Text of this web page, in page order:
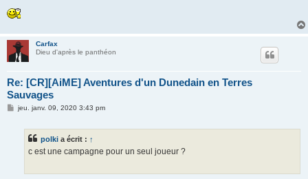
Carfax
Dieu d'après le panthéon
Re: [CR][AiME] Aventures d'un Dunedain en Terres
Sauvages
Mjeu. janv. 09, 2020 3:43 pm
polki a écrit : ↑
c est une campagne pour un seul joueur ?